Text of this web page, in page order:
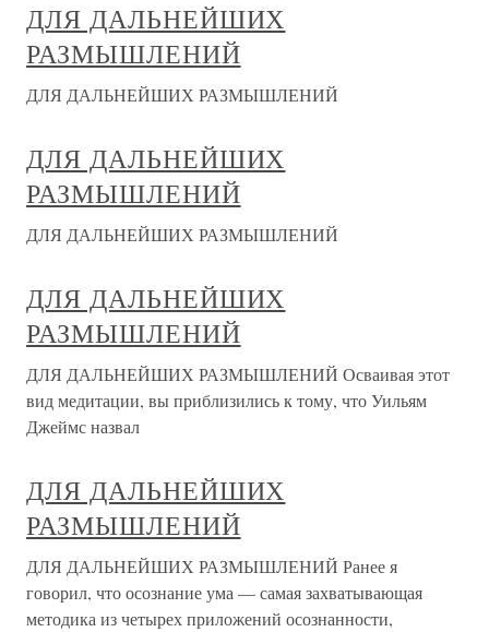
ДЛЯ ДАЛЬНЕЙШИХ
РАЗМЫШЛЕНИЙ
ДЛЯ ДАЛЬНЕЙШИХ РАЗМЫШЛЕНИЙ
ДЛЯ ДАЛЬНЕЙШИХ
РАЗМЫШЛЕНИЙ
ДЛЯ ДАЛЬНЕЙШИХ РАЗМЫШЛЕНИЙ
ДЛЯ ДАЛЬНЕЙШИХ
РАЗМЫШЛЕНИЙ
ДЛЯ ДАЛЬНЕЙШИХ РАЗМЫШЛЕНИЙ Осваивая этот
вид медитации, вы приблизились к тому, что Уильям
Джеймс назвал
ДЛЯ ДАЛЬНЕЙШИХ
РАЗМЫШЛЕНИЙ
ДЛЯ ДАЛЬНЕЙШИХ РАЗМЫШЛЕНИЙ Ранее я
говорил, что осознание ума — самая захватывающая
методика из четырех приложений осознанности,